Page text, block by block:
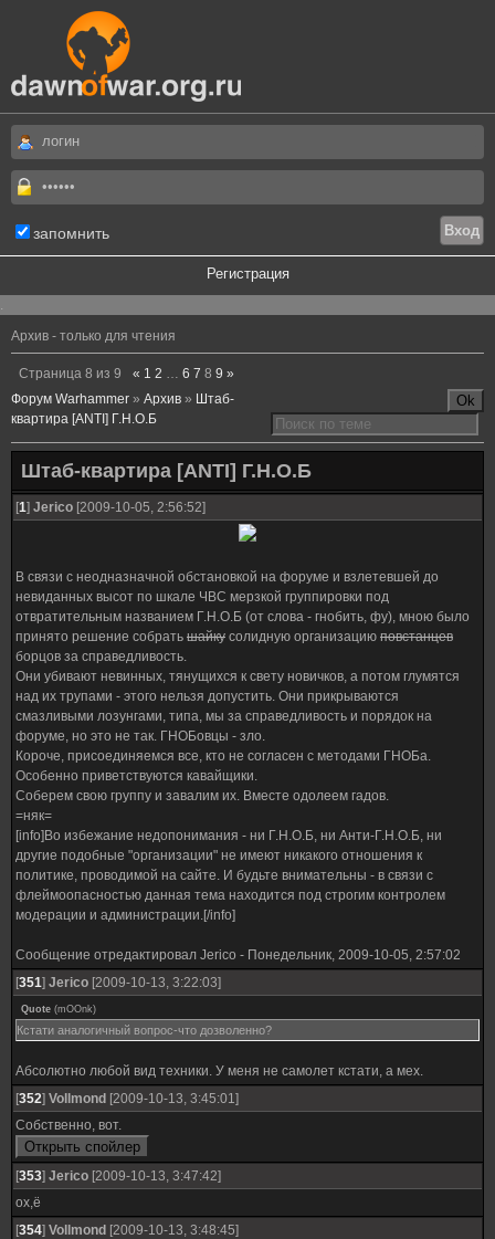
запомнить
Регистрация
.
Архив - только для чтения
Страница 8 из 9 « 1 2 … 6 7 8 9 »
Форум Warhammer » Архив » Штаб-
квартира [ANTI] Г.Н.О.Б
Штаб-квартира [ANTI] Г.Н.О.Б
[1] Jerico [2009-10-05, 2:56:52]
В связи с неодназначной обстановкой на форуме и взлетевшей до
невиданных высот по шкале ЧВС мерзкой группировки под
отвратительным названием Г.Н.О.Б (от слова - гнобить, фу), мною было
принято решение собрать шайку солидную организацию повстанцев
борцов за справедливость.
Они убивают невинных, тянущихся к свету новичков, а потом глумятся
над их трупами - этого нельзя допустить. Они прикрываются
смазливыми лозунгами, типа, мы за справедливость и порядок на
форуме, но это не так. ГНОБовцы - зло.
Короче, присоединяемся все, кто не согласен с методами ГНОБа.
Особенно приветствуются кавайщики.
Соберем свою группу и завалим их. Вместе одолеем гадов.
=няк=
[info]Во избежание недопонимания - ни Г.Н.О.Б, ни Анти-Г.Н.О.Б, ни
другие подобные "организации" не имеют никакого отношения к
политике, проводимой на сайте. И будьте внимательны - в связи с
флеймоопасностью данная тема находится под строгим контролем
модерации и администрации.[/info]
Сообщение отредактировал Jerico - Понедельник, 2009-10-05, 2:57:02
[351] Jerico [2009-10-13, 3:22:03]
Quote (mOOnk)
Кстати аналогичный вопрос-что дозволенно?
Абсолютно любой вид техники. У меня не самолет кстати, а мех.
[352] Vollmond [2009-10-13, 3:45:01]
Собственно, вот.
[353] Jerico [2009-10-13, 3:47:42]
ох,ё
[354] Vollmond [2009-10-13, 3:48:45]